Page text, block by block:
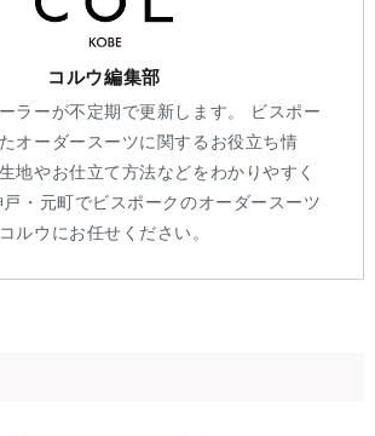
コルウ編集部
ラーが不定期で更新します。 ビスポー
オーダースーツに関するお役立ち情
地やお仕立て方法などをわかりやすく
・元町でビスポークのオーダースーツ
ルウにお任せください。